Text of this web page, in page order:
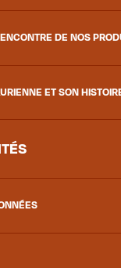
DE NOS
ET SON
dimanche